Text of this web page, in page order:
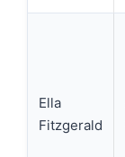
Ella
Fitzgerald